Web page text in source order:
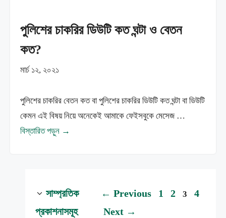
পুলিশের চাকরির ডিউটি কত ঘন্টা ও বেতন
কত?
মার্চ ১২, ২০২১
পুলিশের চাকরির বেতন কত বা পুলিশের চাকরির ডিউটি কত ঘন্টা বা ডিউটি
কেমন এই বিষয় নিয়ে অনেকেই আমাকে ফেইসবুকে মেসেজ …
বিস্তারিত পড়ুন →
সাম্প্রতিক
প্রকাশনাসমূহ
← Previous Page
1 Page
2 Page
3 Page
4
Next →